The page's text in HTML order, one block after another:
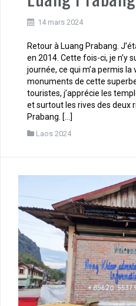
14 mars 2024
Retour à Luang Prabang.
en 2014. Cette fois-ci, je n’y
journée, ce qui m’a permis
monuments de cette
touristes, j’apprécie les
et surtout les rives des deux
Prabang. […]
Laos 2024